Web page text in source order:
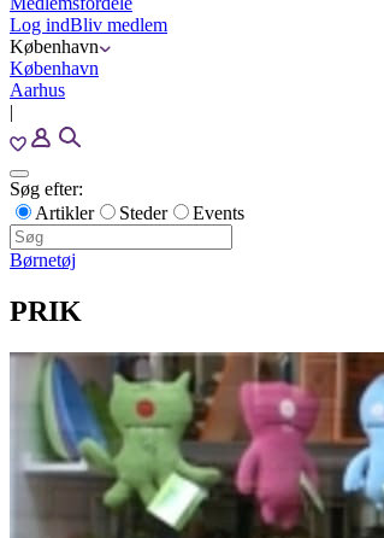
Log indBliv medlem
København
København
Aarhus
|
Søg efter:
Artikler
Steder Events
Børnetøj
PRIK